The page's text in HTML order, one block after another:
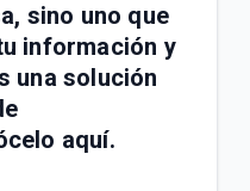
fijos y móviles Tigo
| Empresas
CMS y
sino uno que
información y
una solución
aquí.